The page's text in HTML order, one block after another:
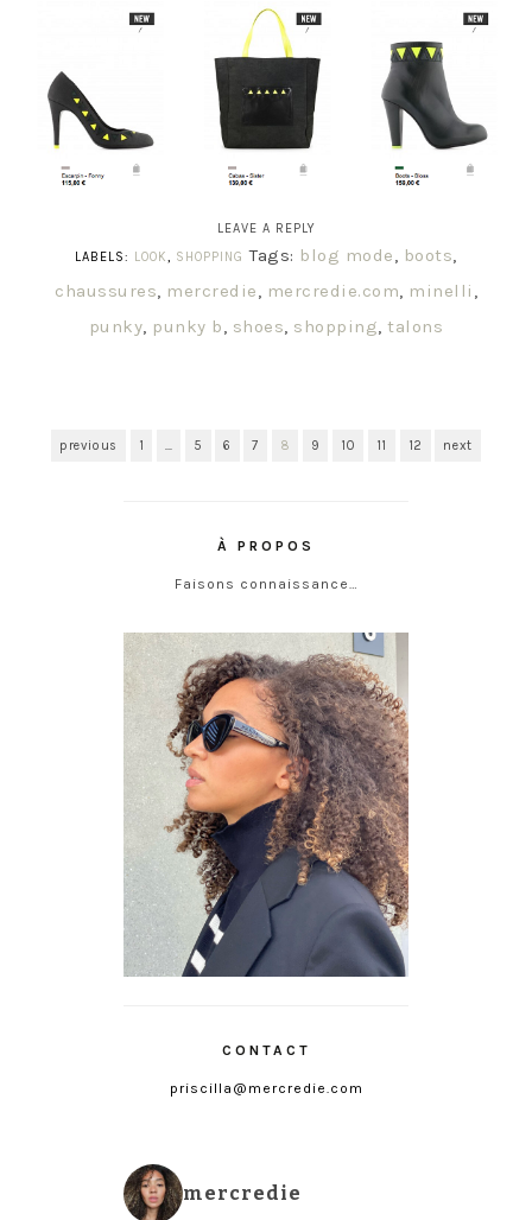
LEAVE A REPLY
LABELS:
LOOK, SHOPPING Tags: blog mode, boots,
chaussures, mercredie, mercredie.com, minelli ,
punky, punky b, shoes, shopping,talons
previous 1 … 5 6 7 8 9 10 11 12 next
À PROPOS
Faisons connaissance…
CONTACT
priscilla@mercredie.com
mercredie